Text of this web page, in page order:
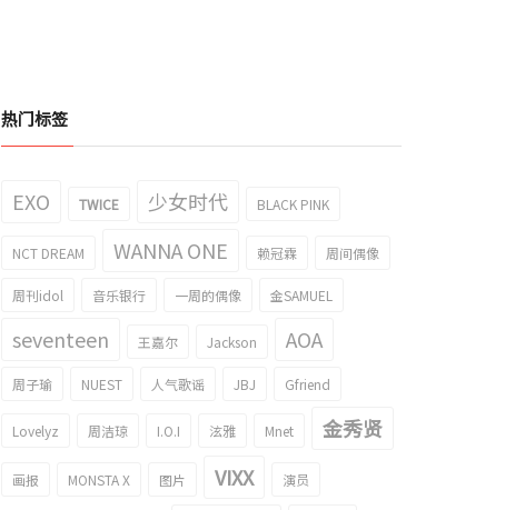
热门标签
EXO TWICE 少女时代 BLACK PINK
NCT DREAM WANNA ONE 赖冠霖 周间偶像
周刊idol 音乐银行 一周的偶像 金SAMUEL
seventeen 王嘉尔 Jackson AOA
周子瑜 NUEST 人气歌谣 JBJ Gfriend
Lovelyz 周洁琼 I.O.I 泫雅 Mnet 金秀贤
画报 MONSTA X 图片 VIXX 演员